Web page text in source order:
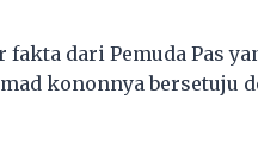
dari Pemuda Pas
kononnya bersetuju